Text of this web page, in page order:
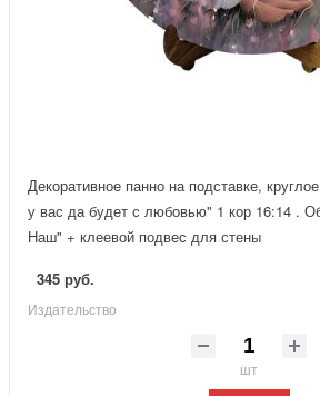
Декоративное панно на подставке,
у вас да будет с любовью" 1 кор 16:14 .
Наш" + клеевой подвес для стены
345 руб.
Издательство
шт